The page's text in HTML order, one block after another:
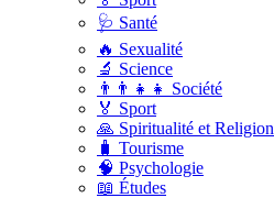
🩺 Santé
🔥 Sexualité
🔬 Science
👨‍👨‍👧‍👧 Société
🏅 Sport
🙏 Spiritualité et Religion
🧳 Tourisme
🧠 Psychologie
📖 Études